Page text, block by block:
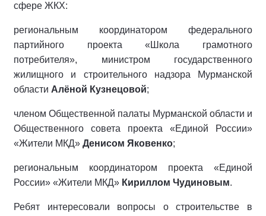
сфере ЖКХ:
региональным координатором федерального
партийного проекта «Школа грамотного
потребителя», министром государственного
жилищного и строительного надзора Мурманской
области Алёной Кузнецовой;
членом Общественной палаты Мурманской области и
Общественного совета проекта «Единой России»
«Жители МКД» Денисом Яковенко;
региональным координатором проекта «Единой
России» «Жители МКД» Кириллом Чудиновым.
Ребят интересовали вопросы о строительстве в